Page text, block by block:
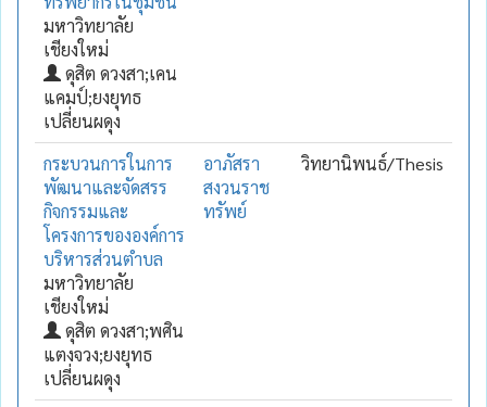
มหาวิทยาลัย
เชียงใหม่
ดุสิต ดวงสา;เคน
แคมป์;ยงยุทธ
เปลี่ยนผดุง
กระบวนการในการ
พัฒนาและจัดสรร
กิจกรรมและ
โครงการขององค์การ
บริหารส่วนตำบล
มหาวิทยาลัย
เชียงใหม่
ดุสิต ดวงสา;พศิน
แตงจวง;ยงยุทธ
เปลี่ยนผดุง
อาภัสรา
สงวนราช
ทรัพย์
วิทยานิพนธ์/Thesis